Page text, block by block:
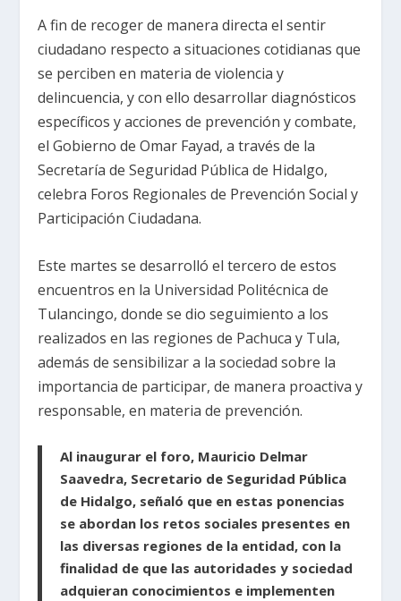
A fin de recoger de manera directa el sentir
ciudadano respecto a situaciones cotidianas que
se perciben en materia de violencia y
delincuencia, y con ello desarrollar diagnósticos
específicos y acciones de prevención y combate,
el Gobierno de Omar Fayad, a través de la
Secretaría de Seguridad Pública de Hidalgo,
celebra Foros Regionales de Prevención Social y
Participación Ciudadana.
Este martes se desarrolló el tercero de estos
encuentros en la Universidad Politécnica de
Tulancingo, donde se dio seguimiento a los
realizados en las regiones de Pachuca y Tula,
además de sensibilizar a la sociedad sobre la
importancia de participar, de manera proactiva y
responsable, en materia de prevención.
Al inaugurar el foro, Mauricio Delmar
Saavedra, Secretario de Seguridad Pública
de Hidalgo, señaló que en estas ponencias
se abordan los retos sociales presentes en
las diversas regiones de la entidad, con la
finalidad de que las autoridades y sociedad
adquieran conocimientos e implementen